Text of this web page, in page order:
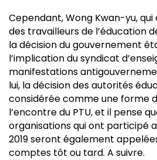
Cependant, Wong Kwan-yu,
des travailleurs de l’éducation
la décision du gouvernement
l’implication du syndicat
manifestations
lui, la décision des autorités
considérée comme une forme
l’encontre du PTU, et il pense
organisations qui ont participé
2019 seront également
comptes tôt ou tard. A suivre.